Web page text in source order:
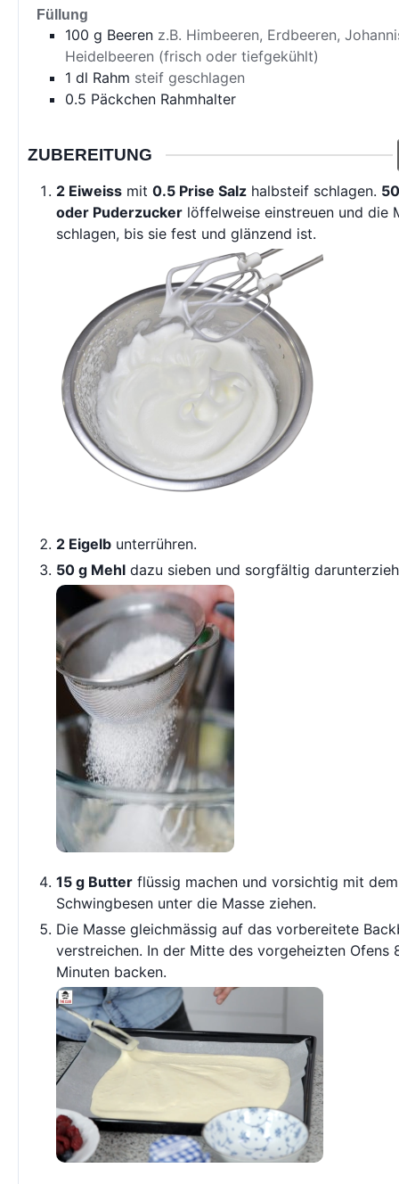
Füllung
100 g Beeren z.B. Himbeeren, Erdbeeren,
Heidelbeeren (frisch oder tiefgekühlt)
1 dl Rahm steif geschlagen
0.5 Päckchen Rahmhalter
ZUBEREITUNG
2 Eiweiss mit 0.5 Prise Salz halbsteif schlagen.
oder Puderzucker löffelweise einstreuen und die
schlagen, bis sie fest und glänzend ist.
2 Eigelb unterrühren.
50 g Mehl dazu sieben und sorgfältig
15 g Butter flüssig machen und vorsichtig mit dem
Schwingbesen unter die Masse ziehen.
Die Masse gleichmässig auf das vorbereitete
verstreichen. In der Mitte des vorgeheizten Ofens
Minuten backen.